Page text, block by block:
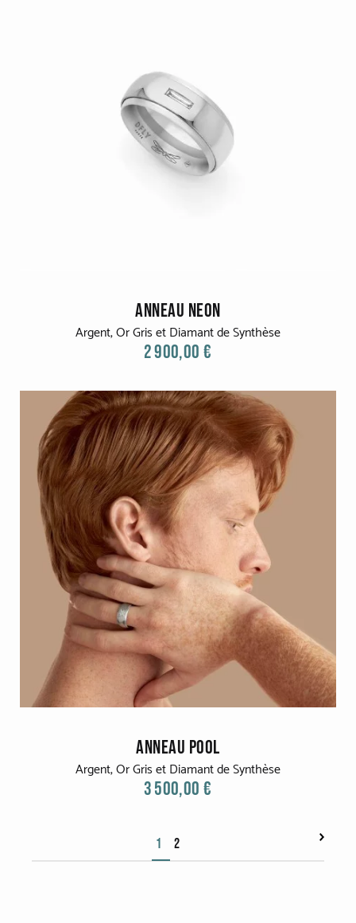
ANNEAU NEON
Argent, Or Gris et Diamant de Synthèse
2 900,00 €
ANNEAU POOL
Argent, Or Gris et Diamant de Synthèse
3 500,00 €
1 2